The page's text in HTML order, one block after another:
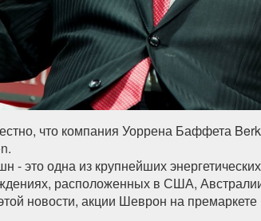
что компания Уоррена Баффета
- это одна из крупнейших
расположенных в США,
новости, акции Шеврон на